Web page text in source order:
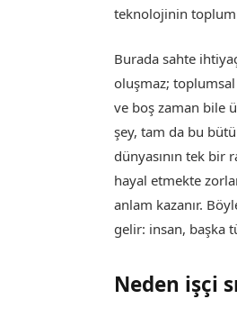
teknolojinin
Burada sahte
oluşmaz;
ve boş zaman bile
şey, tam da bu
dünyasının tek bir
hayal etmekte
anlam kazanır.
gelir: insan, başka
Neden işçi